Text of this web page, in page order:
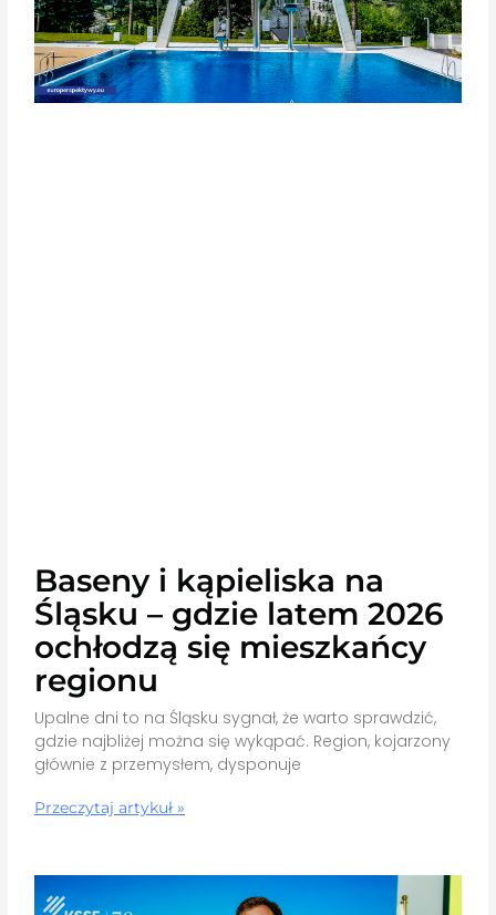
Baseny i kąpieliska na
Śląsku – gdzie latem 2026
ochłodzą się mieszkańcy
regionu
Upalne dni to na Śląsku sygnał, że warto sprawdzić,
gdzie najbliżej można się wykąpać. Region, kojarzony
głównie z przemysłem, dysponuje
Przeczytaj artykuł »